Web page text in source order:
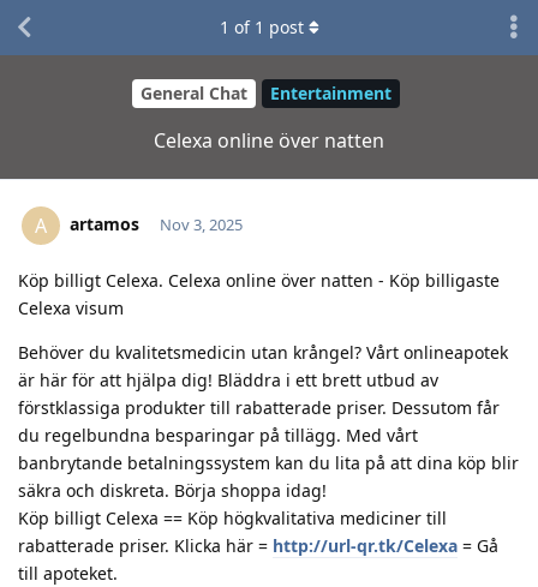
General Chat Entertainment
Celexa online över natten
1 of 1 post
A artamos Nov 3, 2025
Köp billigt Celexa. Celexa online över natten - Köp billigaste
Celexa visum
Behöver du kvalitetsmedicin utan krångel? Vårt onlineapotek
är här för att hjälpa dig! Bläddra i ett brett utbud av
förstklassiga produkter till rabatterade priser. Dessutom får
du regelbundna besparingar på tillägg. Med vårt
banbrytande betalningssystem kan du lita på att dina köp blir
säkra och diskreta. Börja shoppa idag!
Köp billigt Celexa == Köp högkvalitativa mediciner till
rabatterade priser. Klicka här = http://url-qr.tk/Celexa = Gå
till apoteket.